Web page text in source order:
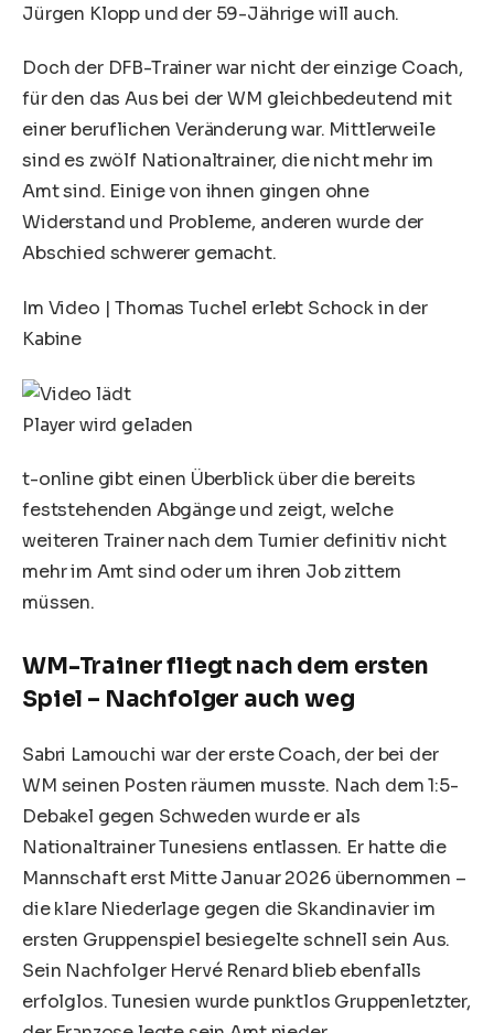
Jürgen Klopp und der 59-Jährige will auch.
Doch der DFB-Trainer war nicht der einzige Coach,
für den das Aus bei derWM gleichbedeutend mit
einer beruflichen Veränderung war. Mittlerweile
sind es zwölf Nationaltrainer, die nicht mehr im
Amt sind. Einige von ihnen gingen ohne
Widerstand und Probleme, anderen wurde der
Abschied schwerer gemacht.
Im Video |Thomas Tuchel erlebt Schock in der
Kabine
Player wird geladen
t-online gibt einen Überblick über die bereits
feststehenden Abgänge und zeigt, welche
weiteren Trainer nach dem Turnier definitiv nicht
mehr im Amt sind oder um ihren Job zittern
müssen.
WM-Trainer fliegt nach dem ersten
Spiel – Nachfolger auch weg
Sabri Lamouchi war der erste Coach, der bei der
WM seinen Posten räumen musste. Nach dem 1:5-
Debakel gegen Schweden wurde er als
Nationaltrainer Tunesiens entlassen. Er hatte die
Mannschaft erst Mitte Januar 2026 übernommen –
die klare Niederlage gegen die Skandinavier im
ersten Gruppenspiel besiegelte schnell sein Aus.
Sein Nachfolger Hervé Renard blieb ebenfalls
erfolglos. Tunesien wurde punktlos Gruppenletzter,